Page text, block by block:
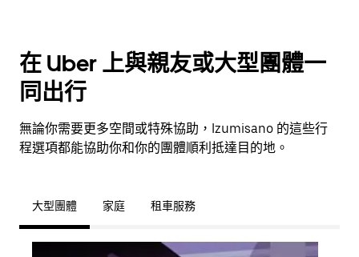
在 Uber 上與親友或大型團體一
同出行
無論你需要更多空間或特殊協助，Izumisano 的這些行
程選項都能協助你和你的團體順利抵達目的地。
大型團體 家庭 租車服務